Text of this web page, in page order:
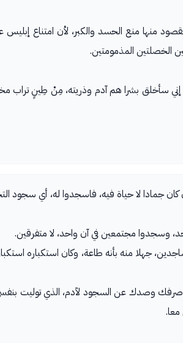
منها منع الحسد والكبر، لأن امتناع
الخصلتين المذمومتين.
سأخلق بشرا هم آدم وذريته، مِنْ طِينٍ تراب
جمادا لا حياة فيه، فاسجدوا له، أي سجود
وسجدوا مجتمعين في آن واحد، لا متفرقين.
جهلا منه بأنه طاعة، وكان استكباره
صرفك وصدك عن السجود لآدم، الذي توليت